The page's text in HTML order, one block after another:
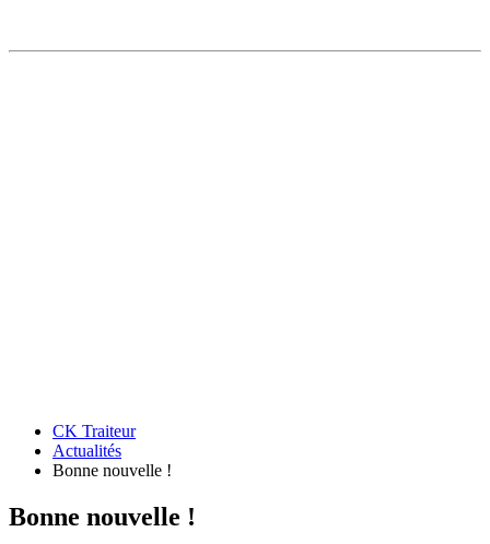
CK Traiteur
Actualités
Bonne nouvelle !
Bonne nouvelle !